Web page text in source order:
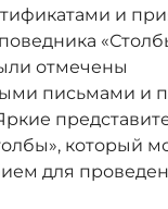
и
отмечены
письмами и
который
для